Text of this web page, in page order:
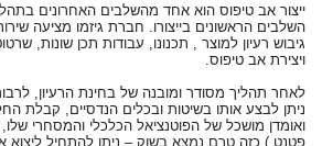
ייצור אב טיפוס הוא אחד מהשלבים האחרונים
השלבים הראשונים בייצורו. חברת גיזמו מציעה
גיבוש רעיון למוצר , תכנונו, עבודות תכן שונות,
ויצירת אב טיפוס.
לאחר תהליך מסודר ומובנה של בחינת הרעיון,
ניתן לבצע אותו בשיטות ובכלים הנדסיים, קבלת
ואומדן מושכל של הפוטנציאל הכלכלי והמסחרי
פטנט ) כזה טרם נמצא בשוק – ניתן להתחיל ליצוא